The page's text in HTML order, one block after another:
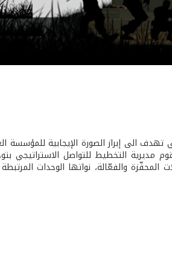
التخطيط للتواصل الاستراتيجي بتاريخ 6 /1/ 2022، والتي تهدف الى إبراز
مديرية التخطيط للتواصل الاستراتيجي
والفعّالة، نواتها الوحدات